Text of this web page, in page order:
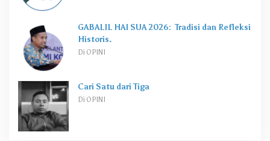
GABALIL HAI SUA 2026: Tradisi dan Refleksi
Historis.
Di OPINI
Cari Satu dari Tiga
Di OPINI